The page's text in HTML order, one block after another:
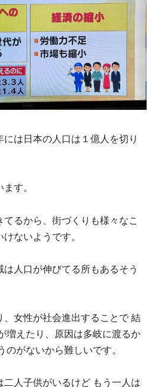
は日本の人口は１億人を切り
す。
るから、街づくりも様々なこ
ないようです。
人口が伸びてる所もあるそう
女性が社会進出することで 結
増えたり、原因は多岐に渡るか
がないから難しいです。
人子供がいるけど もう一人は